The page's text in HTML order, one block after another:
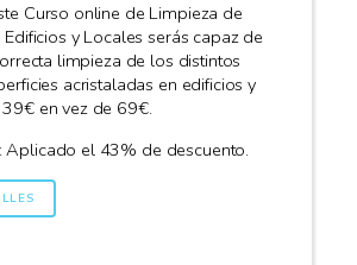
Curso online de Limpieza de
Edificios y Locales serás capaz de
limpieza de los distintos
acristaladas en edificios y
en vez de 69€.
: Aplicado el 43% de descuento.